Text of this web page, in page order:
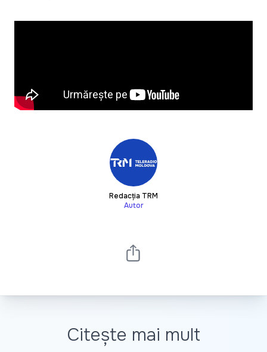
Redacția TRM
Autor
Citește mai mult